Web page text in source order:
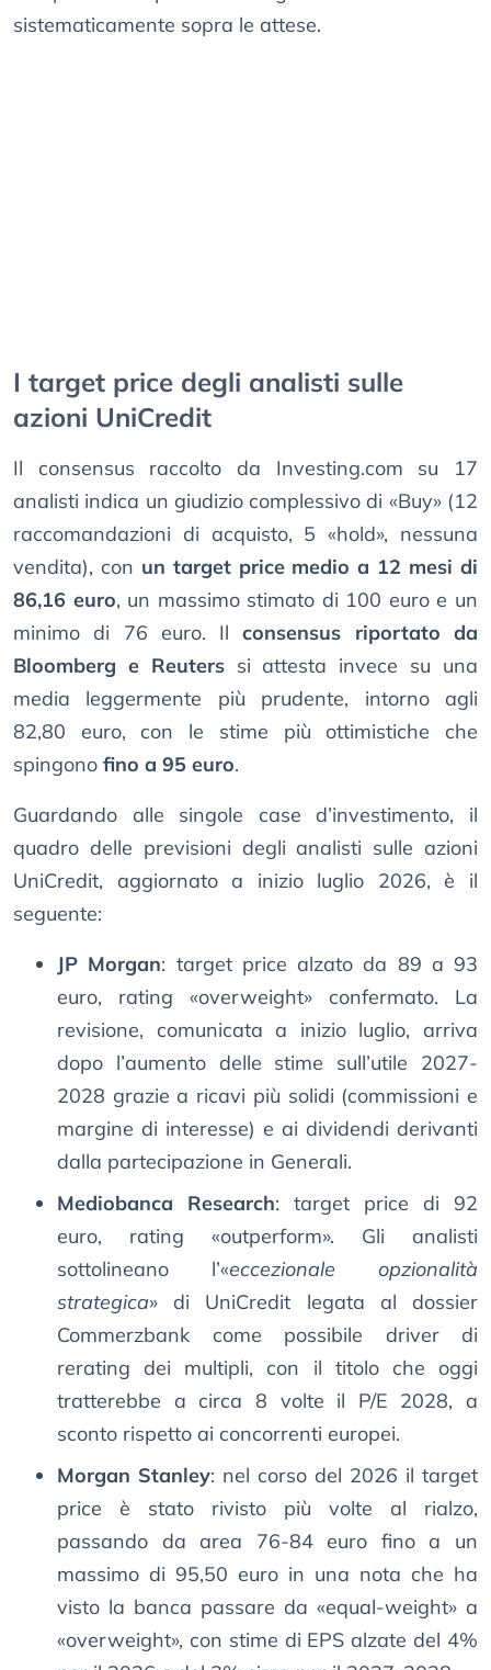
sistematicamente sopra le attese.
I target price degli analisti sulle
azioni UniCredit
Il consensus raccolto da Investing.com su 17
analisti indica un giudizio complessivo di «Buy» (12
raccomandazioni di acquisto, 5 «hold», nessuna
vendita), con un target price medio a 12 mesi di
86,16 euro, un massimo stimato di 100 euro e un
minimo di 76 euro. Ilconsensus riportato da
Bloomberg e Reuterssi attesta invece su una
media leggermente più prudente, intorno agli
82,80 euro, con le stime più ottimistiche che
spingono fino a 95 euro.
Guardando alle singole case d’investimento, il
quadro delle previsioni degli analisti sulle azioni
UniCredit, aggiornato a inizio luglio 2026, è il
seguente:
JP Morgan: target price alzato da 89 a 93
euro, rating «overweight» confermato. La
revisione, comunicata a inizio luglio, arriva
dopo l’aumento delle stime sull’utile 2027-
2028 grazie a ricavi più solidi (commissioni e
margine di interesse) e ai dividendi derivanti
dalla partecipazione in Generali.
Mediobanca Research: target price di 92
euro, rating «outperform». Gli analisti
sottolineano l’«eccezionale opzionalità
strategica» di UniCredit legata al dossier
Commerzbank come possibile driver di
rerating dei multipli, con il titolo che oggi
tratterebbe a circa 8 volte il P/E 2028, a
sconto rispetto ai concorrenti europei.
Morgan Stanley: nel corso del 2026 il target
price è stato rivisto più volte al rialzo,
passando da area 76-84 euro fino a un
massimo di 95,50 euro in una nota che ha
visto la banca passare da «equal-weight» a
«overweight», con stime di EPS alzate del 4%